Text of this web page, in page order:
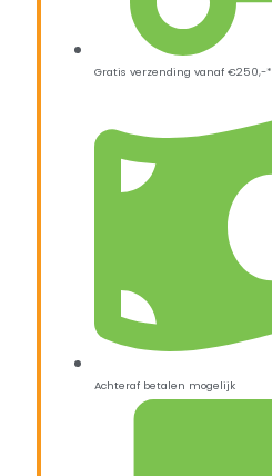
Gratis verzending vanaf €250,-*
Achteraf betalen mogelijk